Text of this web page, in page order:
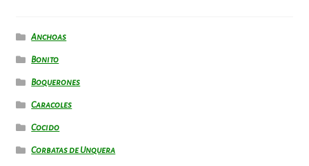
Anchoas
Bonito
Boquerones
Caracoles
Cocido
Corbatas de Unquera